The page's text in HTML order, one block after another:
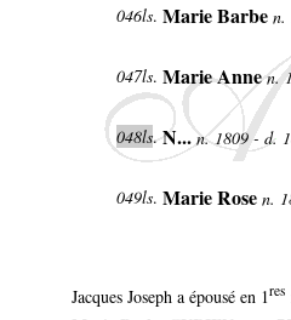
046ls. Marie Barbe n.
047ls. Marie Annen.
048ls. N...n. 1809 - d.
049ls. Marie Rose n.
Jacques Joseph a épousé en 1res